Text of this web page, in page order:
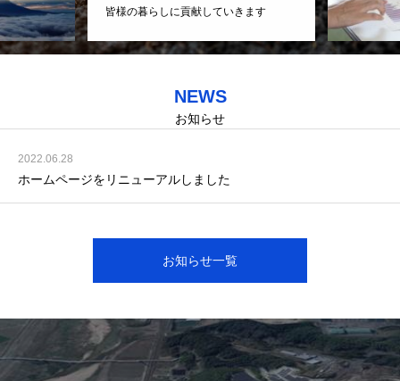
皆様の暮らしに貢献していきます
NEWS
お知らせ
2022.06.28
ホームページをリニューアルしました
お知らせ一覧